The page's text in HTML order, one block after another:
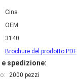
Cina
OEM
3140
Brochure del prodotto PDF
spedizione:
2000 pezzi